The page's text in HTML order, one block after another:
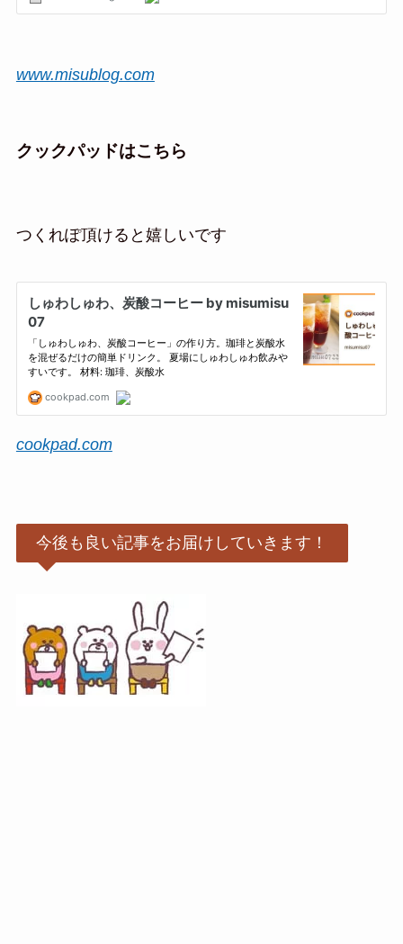
www.misublog.com
クックパッドはこちら
つくれぽ頂けると嬉しいです
cookpad.com
今後も良い記事をお届けしていきます！